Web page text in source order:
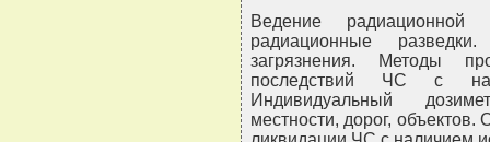
Ведение
радиационные
загрязнения. Методы
последствий ЧС с
Индивидуальный
местности, дорог, объектов.